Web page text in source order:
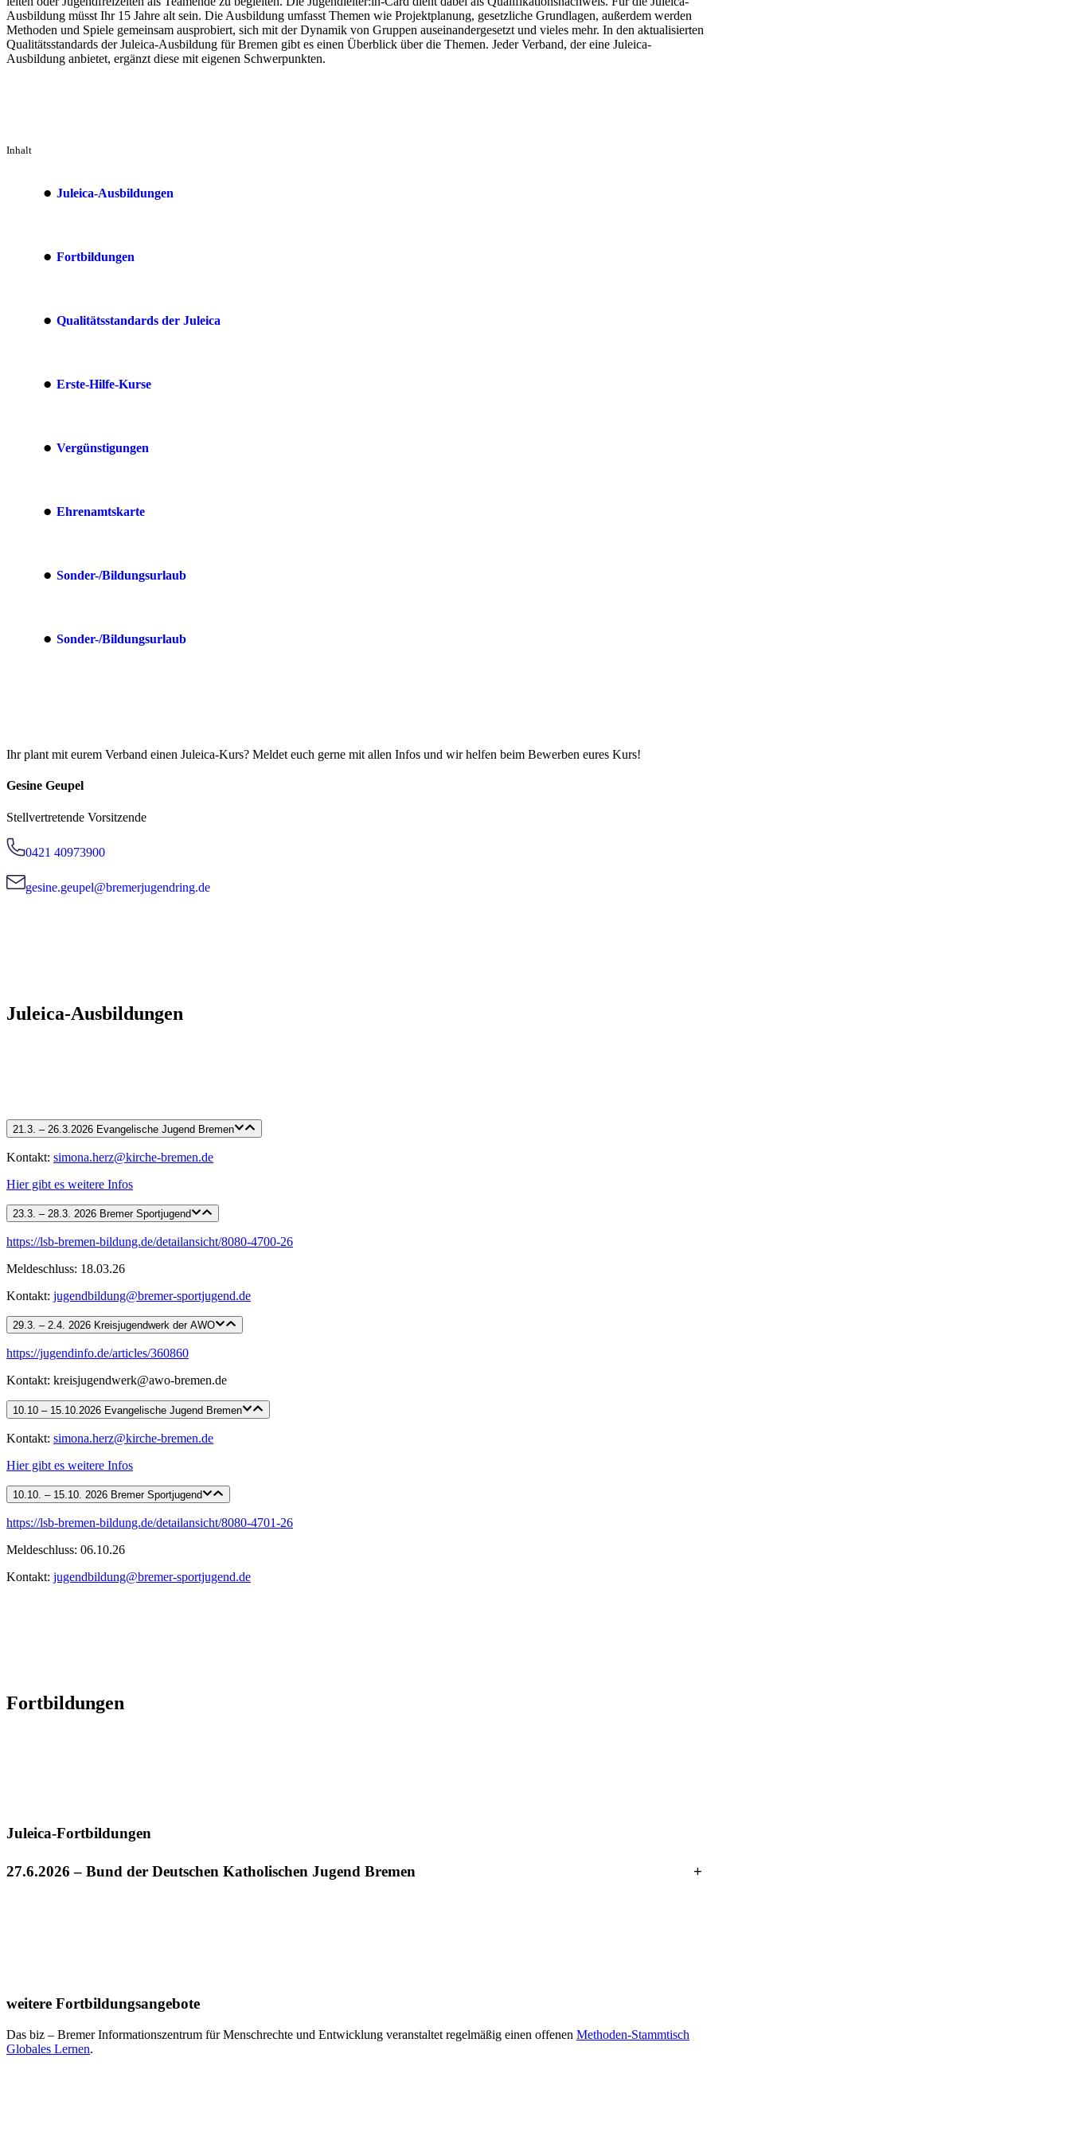
Ausbildung müsst Ihr 15 Jahre alt sein. Die Ausbildung umfasst Themen wie Projektplanung, gesetzliche Grundlagen, außerdem werden
Methoden und Spiele gemeinsam ausprobiert, sich mit der Dynamik von Gruppen auseinandergesetzt und vieles mehr. In den aktualisierten
Qualitätsstandards der Juleica-Ausbildung für Bremen gibt es einen Überblick über die Themen. Jeder Verband, der eine Juleica-
Ausbildung anbietet, ergänzt diese mit eigenen Schwerpunkten.
Inhalt
Juleica-Ausbildungen
Fortbildungen
Qualitätsstandards der Juleica
Erste-Hilfe-Kurse
Vergünstigungen
Ehrenamtskarte
Sonder-/Bildungsurlaub
Sonder-/Bildungsurlaub
Ihr plant mit eurem Verband einen Juleica-Kurs? Meldet euch gerne mit allen Infos und wir helfen beim Bewerben eures Kurs!
Gesine Geupel
Stellvertretende Vorsitzende
0421 40973900
gesine.geupel@bremerjugendring.de
Juleica-Ausbildungen
21.3. – 26.3.2026 Evangelische Jugend Bremen
Kontakt: simona.herz@kirche-bremen.de
Hier gibt es weitere Infos
23.3. – 28.3. 2026 Bremer Sportjugend
https://lsb-bremen-bildung.de/detailansicht/8080-4700-26
Meldeschluss: 18.03.26
Kontakt: jugendbildung@bremer-sportjugend.de
29.3. – 2.4. 2026 Kreisjugendwerk der AWO
https://jugendinfo.de/articles/360860
Kontakt: kreisjugendwerk@awo-bremen.de
10.10 – 15.10.2026 Evangelische Jugend Bremen
Kontakt: simona.herz@kirche-bremen.de
Hier gibt es weitere Infos
10.10. – 15.10. 2026 Bremer Sportjugend
https://lsb-bremen-bildung.de/detailansicht/8080-4701-26
Meldeschluss: 06.10.26
Kontakt: jugendbildung@bremer-sportjugend.de
Fortbildungen
Juleica-Fortbildungen
27.6.2026 – Bund der Deutschen Katholischen Jugend Bremen +
weitere Fortbildungsangebote
Das biz – Bremer Informationszentrum für Menschrechte und Entwicklung veranstaltet regelmäßig einen offenen Methoden-Stammtisch
Globales Lernen.